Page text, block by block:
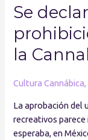
Se
la
Cultura Cannábica,
La aprobación del
recreativos parece
esperaba, en
Cannabis